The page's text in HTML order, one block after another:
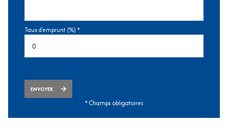
Taux d'emprunt (%) *
ENVOYER
* Champs obligatoires